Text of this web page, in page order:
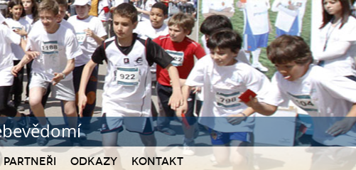
Partneři Odkazy Kontakt